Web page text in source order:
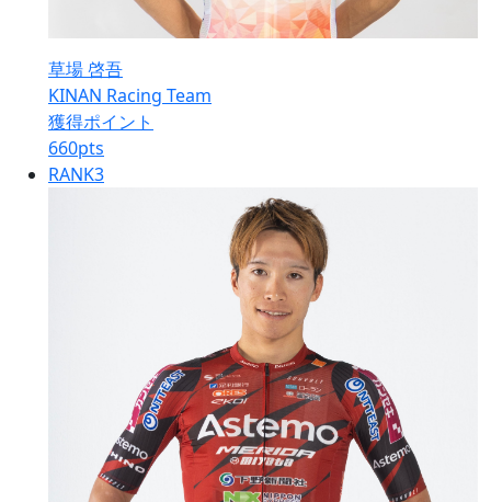
草場 啓吾
KINAN Racing Team
獲得ポイント
660pts
RANK3